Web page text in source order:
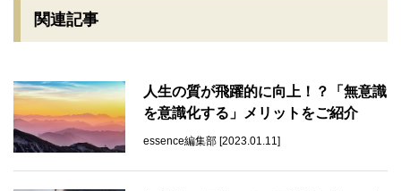
関連記事
人生の質が飛躍的に向上！？「無意識
を意識化する」メリットをご紹介
essence編集部 [2023.01.11]